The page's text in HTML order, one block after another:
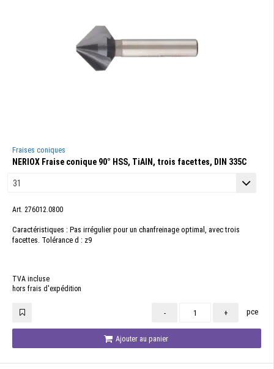
Fraises coniques
NERIOX Fraise conique 90° HSS, TiAlN, trois facettes, DIN 335C
Art. 276012.0800
Caractéristiques : Pas irrégulier pour un chanfreinage optimal, avec trois
facettes. Tolérance d : z9
TVA incluse
hors frais d'expédition
- + pce
Ajouter au panier